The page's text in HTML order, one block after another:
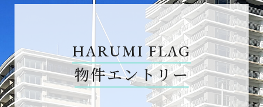
HARUMI FLAG
物件エントリー